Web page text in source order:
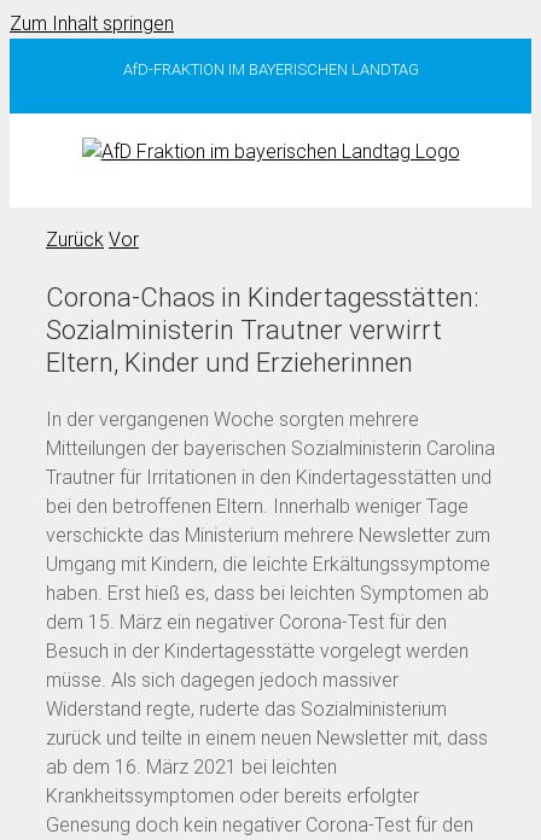
Zum Inhalt springen
AfD-FRAKTION IM BAYERISCHEN LANDTAG
Zurück Vor
Corona-Chaos in Kindertagesstätten:
Sozialministerin Trautner verwirrt
Eltern, Kinder und Erzieherinnen
In der vergangenen Woche sorgten mehrere
Mitteilungen der bayerischen Sozialministerin Carolina
Trautner für Irritationen in den Kindertagesstätten und
bei den betroffenen Eltern. Innerhalb weniger Tage
verschickte das Ministerium mehrere Newsletter zum
Umgang mit Kindern, die leichte Erkältungssymptome
haben. Erst hieß es, dass bei leichten Symptomen ab
dem 15. März ein negativer Corona-Test für den
Besuch in der Kindertagesstätte vorgelegt werden
müsse. Als sich dagegen jedoch massiver
Widerstand regte, ruderte das Sozialministerium
zurück und teilte in einem neuen Newsletter mit, dass
ab dem 16. März 2021 bei leichten
Krankheitssymptomen oder bereits erfolgter
Genesung doch kein negativer Corona-Test für den